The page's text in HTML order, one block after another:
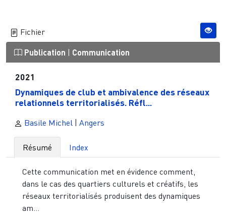
Fichier
Publication Communication
2021
Dynamiques de club et ambivalence des réseaux
relationnels territorialisés. Réfl...
Basile Michel | Angers
Résumé Index
Cette communication met en évidence comment,
dans le cas des quartiers culturels et créatifs, les
réseaux territorialisés produisent des dynamiques
am...